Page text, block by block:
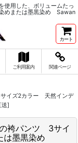
用した、ボリュームたっ
めまたは墨黒染め Sawan
カート
ご利用案内 関連ページ
イズ2カラー 天然インデ
]
袴パンツ 3サイ
は墨黒染め